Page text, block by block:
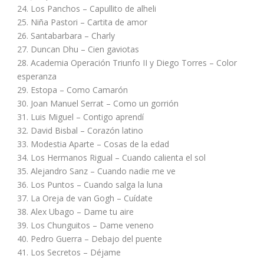
24. Los Panchos – Capullito de alheli
25. Niña Pastori – Cartita de amor
26. Santabarbara – Charly
27. Duncan Dhu – Cien gaviotas
28. Academia Operación Triunfo II y Diego Torres – Color
esperanza
29. Estopa – Como Camarón
30. Joan Manuel Serrat – Como un gorrión
31. Luis Miguel – Contigo aprendí
32. David Bisbal – Corazón latino
33. Modestia Aparte – Cosas de la edad
34. Los Hermanos Rigual – Cuando calienta el sol
35. Alejandro Sanz – Cuando nadie me ve
36. Los Puntos – Cuando salga la luna
37. La Oreja de van Gogh – Cuídate
38. Alex Ubago – Dame tu aire
39. Los Chunguitos – Dame veneno
40. Pedro Guerra – Debajo del puente
41. Los Secretos – Déjame